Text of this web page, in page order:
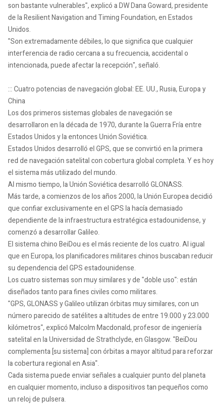
son bastante vulnerables", explicó a DW Dana Goward, presidente
de la Resilient Navigation and Timing Foundation, en Estados
Unidos.
"Son extremadamente débiles, lo que significa que cualquier
interferencia de radio cercana a su frecuencia, accidental o
intencionada, puede afectar la recepción", señaló.
::: Cuatro potencias de navegación global: EE. UU., Rusia, Europa y
China
Los dos primeros sistemas globales de navegación se
desarrollaron en la década de 1970, durante la Guerra Fría entre
Estados Unidos y la entonces Unión Soviética.
Estados Unidos desarrolló el GPS, que se convirtió en la primera
red de navegación satelital con cobertura global completa. Y es hoy
el sistema más utilizado del mundo.
Al mismo tiempo, la Unión Soviética desarrolló GLONASS.
Más tarde, a comienzos de los años 2000, la Unión Europea decidió
que confiar exclusivamente en el GPS la hacía demasiado
dependiente de la infraestructura estratégica estadounidense, y
comenzó a desarrollar Galileo.
El sistema chino BeiDou es el más reciente de los cuatro. Al igual
que en Europa, los planificadores militares chinos buscaban reducir
su dependencia del GPS estadounidense.
Los cuatro sistemas son muy similares y de "doble uso": están
diseñados tanto para fines civiles como militares.
"GPS, GLONASS y Galileo utilizan órbitas muy similares, con un
número parecido de satélites a altitudes de entre 19.000 y 23.000
kilómetros", explicó Malcolm Macdonald, profesor de ingeniería
satelital en la Universidad de Strathclyde, en Glasgow. "BeiDou
complementa [su sistema] con órbitas a mayor altitud para reforzar
la cobertura regional en Asia".
Cada sistema puede enviar señales a cualquier punto del planeta
en cualquier momento, incluso a dispositivos tan pequeños como
un reloj de pulsera.